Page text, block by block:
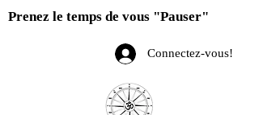
Prenez le temps de vous "Pauser"
Connectez-vous!